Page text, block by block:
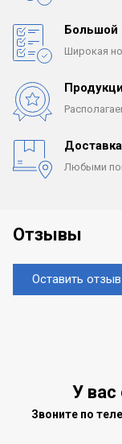
Большой
Широкая
Любыми
Отзывы
Оставить отзыв
У вас
Звоните по